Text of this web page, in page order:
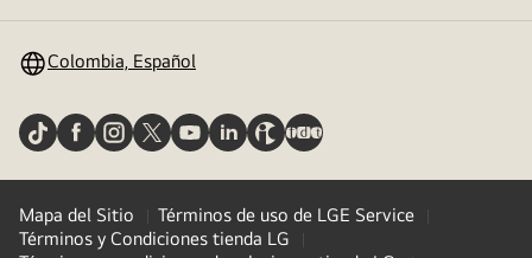
Colombia, Español
Mapa del Sitio
Términos de uso de LGE Service
Términos y Condiciones tienda LG